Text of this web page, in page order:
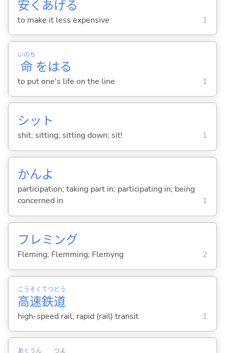
安くあげる
to make it less expensive 1
命
いのち
をはる
to put one's life on the line 1
シット
shit; sitting; sitting down; sit! 1
かんよ
participation; taking part in; participating in; being
concerned in
1
フレミング
Fleming; Flemming; Flemyng 2
高
こう
速
そく
鉄
てつ
道
どう
high-speed rail; rapid (rail) transit 1
あく うん つよ